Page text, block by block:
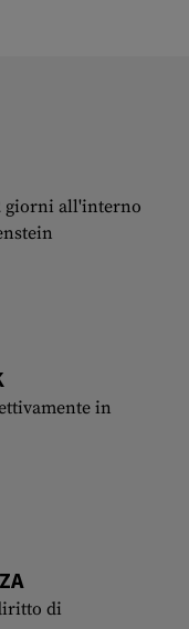
giorni all'interno
in
di